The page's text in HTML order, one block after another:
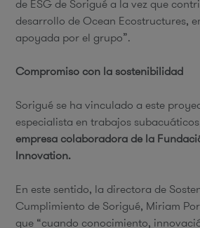
de ESG de Sorigué a la vez que
desarrollo de Ocean Ecostructures,
apoyada por el grupo”.
Compromiso con la sostenibilidad
Sorigué se ha vinculado a este
especialista en trabajos
empresa colaboradora de la
Innovation.
En este sentido, la directora de
Cumplimiento de Sorigué, Miriam
que “cuando conocimiento,